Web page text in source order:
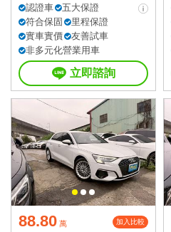
認證車
五大保證
符合保固
里程保證
實車實價
友善試車
非多元化營業用車
立即諮詢
88.80 萬 加入比較